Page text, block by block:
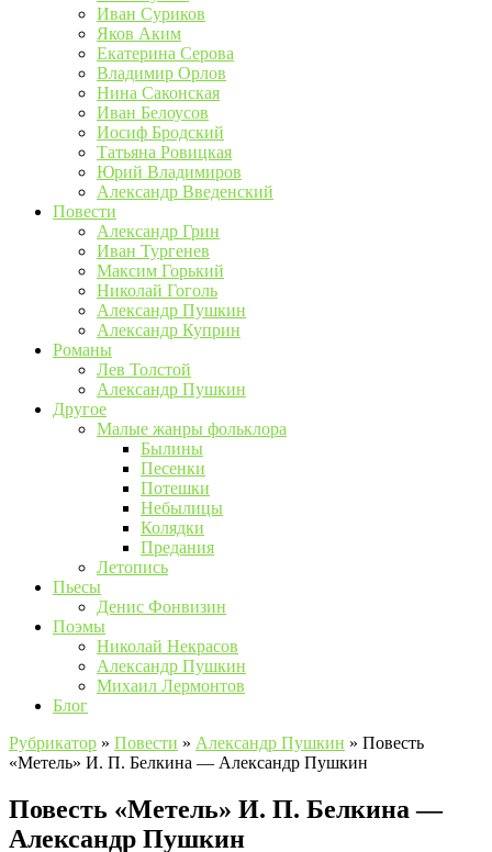
Иван Суриков
Яков Аким
Екатерина Серова
Владимир Орлов
Нина Саконская
Иван Белоусов
Иосиф Бродский
Татьяна Ровицкая
Юрий Владимиров
Александр Введенский
Повести
Александр Грин
Иван Тургенев
Максим Горький
Николай Гоголь
Александр Пушкин
Александр Куприн
Романы
Лев Толстой
Александр Пушкин
Другое
Малые жанры фольклора
Былины
Песенки
Потешки
Небылицы
Колядки
Предания
Летопись
Пьесы
Денис Фонвизин
Поэмы
Николай Некрасов
Александр Пушкин
Михаил Лермонтов
Блог
Рубрикатор » Повести » Александр Пушкин » Повесть
«Метель» И. П. Белкина — Александр Пушкин
Повесть «Метель» И. П. Белкина —
Александр Пушкин